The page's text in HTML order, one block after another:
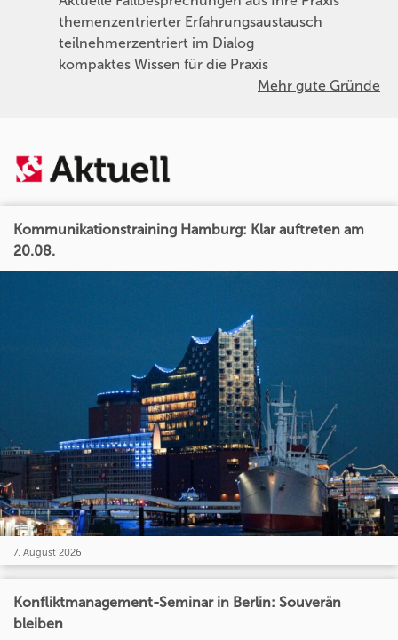
themenzentrierter Erfahrungsaustausch
teilnehmerzentriert im Dialog
kompaktes Wissen für die Praxis
Mehr gute Gründe
Kommunikationstraining Hamburg: Klar auftreten am
20.08.
7. August 2026
Konfliktmanagement-Seminar in Berlin: Souverän
bleiben